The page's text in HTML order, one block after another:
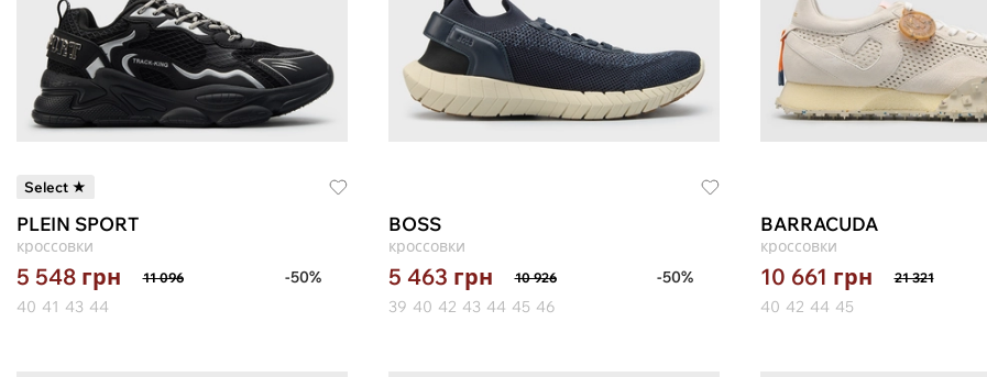
Select ★
PLEIN SPORT
кроссовки
5 548 грн 11 096
-50%
40 41 43 44
BOSS
кроссовки
5 463 грн 10 926
-50%
39 40 42 43 44 45 46
BARRACUDA
кроссовки
10 661 грн 21 321
40 42 44 45